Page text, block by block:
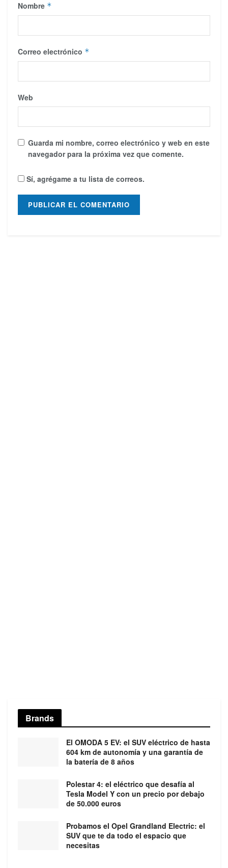
Nombre *
Correo electrónico *
Web
Guarda mi nombre, correo electrónico y web en este
navegador para la próxima vez que comente.
Sí, agrégame a tu lista de correos.
Brands
El OMODA 5 EV: el SUV eléctrico de hasta
604 km de autonomía y una garantía de
la batería de 8 años
Polestar 4: el eléctrico que desafía al
Tesla Model Y con un precio por debajo
de 50.000 euros
Probamos el Opel Grandland Electric: el
SUV que te da todo el espacio que
necesitas